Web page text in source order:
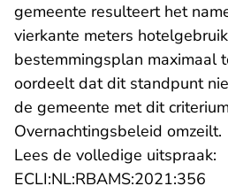
gemeente resulteert het
vierkante meters
bestemmingsplan maximaal
oordeelt dat dit standpunt
de gemeente met dit
Overnachtingsbeleid omzeilt.
Lees de volledige uitspraak:
ECLI:NL:RBAMS:2021:356